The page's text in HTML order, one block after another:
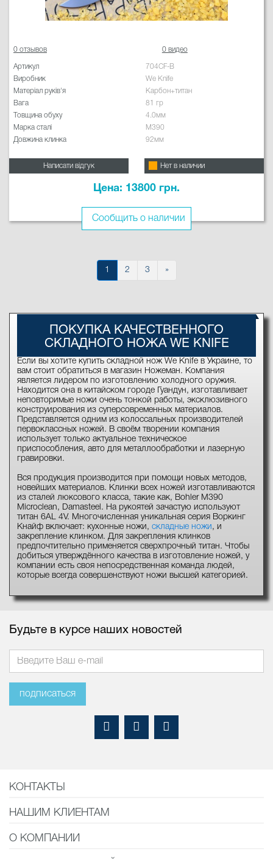
0 отзывов 0 видео
Артикул
704CF-B
Виробник
We Knife
Матеріал руків'я
Карбон+титан
Вага
81 гр
Товщина обуху
4.0мм
Марка сталі
M390
Довжина клинка
92мм
Написати відгук Нет в наличии
Цена: 13800 грн.
Сообщить о наличии
1 2 3 »
ПОКУПКА КАЧЕСТВЕННОГО
СКЛАДНОГО НОЖА WE KNIFE
Если вы хотите купить складной нож We Knife в Украине, то
вам стоит обратиться в магазин Ножеман. Компания
является лидером по изготовлению холодного оружия.
Находится она в китайском городе Гуандун, изготавливает
неповторимые ножи очень тонкой работы, эксклюзивного
конструирования из суперсовременных материалов.
Представляется одним из колоссальных производителей
первоклассных ножей. В своём творении компания
использует только актуальное техническое
приспособления, авто для металлообработки и лазерную
гравировки.
Вся продукция производится при помощи новых методов,
новейших материалов. Клинки всех ножей изготавливаются
из сталей люксового класса, такие как, Bohler M390
Microclean, Damasteel. На рукоятей зачастую используют
титан 6AL 4V. Многочисленная уникальная серия Воркинг
Кнайф включает: кухонные ножи, складные ножи, и
закрепление клинком. Для закрепления клинков
предпочтительно применяется сверхпрочный титан. Чтобы
добиться утверждённого качества в изготовление ножей, у
компании есть своя непосредственная команда людей,
которые всегда совершенствуют ножи высшей категорией.
Будьте в курсе наших новостей
подписаться
КОНТАКТЫ
НАШИМ КЛИЕНТАМ
О КОМПАНИИ